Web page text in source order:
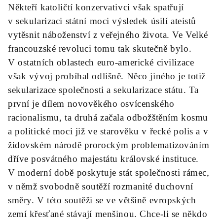
Někteří katoličtí konzervativci však spatřují
v sekularizaci státní moci výsledek úsilí ateistů
vytěsnit náboženství z veřejného života. Ve Velké
francouzské revoluci tomu tak skutečně bylo.
V ostatních oblastech euro-americké civilizace
však vývoj probíhal odlišně. Něco jiného je totiž
sekularizace společnosti a sekularizace státu. Ta
první je dílem novověkého osvícenského
racionalismu, ta druhá začala odbožštěním kosmu
a politické moci již ve starověku v řecké polis a v
židovském národě prorockým problematizováním
dříve posvátného majestátu královské instituce.
V moderní době poskytuje stát společnosti rámec,
v němž svobodně soutěží rozmanité duchovní
směry. V této soutěži se ve většině evropských
zemí křesťané stávají menšinou. Chce-li se někdo